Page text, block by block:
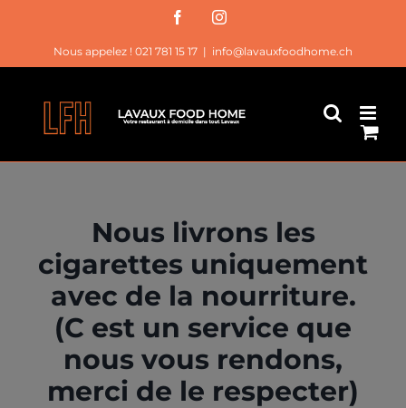
contenu
FacebookInstagram
Nous appelez ! 021 781 15 17 | info@lavauxfoodhome.ch
Nous livrons les
cigarettes uniquement
avec de la nourriture.
(C est un service que
nous vous rendons,
merci de le respecter)